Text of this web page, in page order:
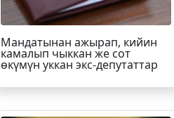
Мандатынан ажырап, кийин
камалып чыккан же сот
өкүмүн уккан экс-депутаттар